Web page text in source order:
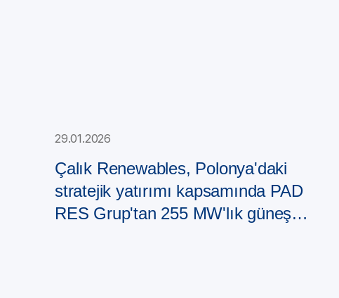
29.01.2026
Çalık Renewables, Polonya'daki
stratejik yatırımı kapsamında PAD
RES Grup'tan 255 MW'lık güneş